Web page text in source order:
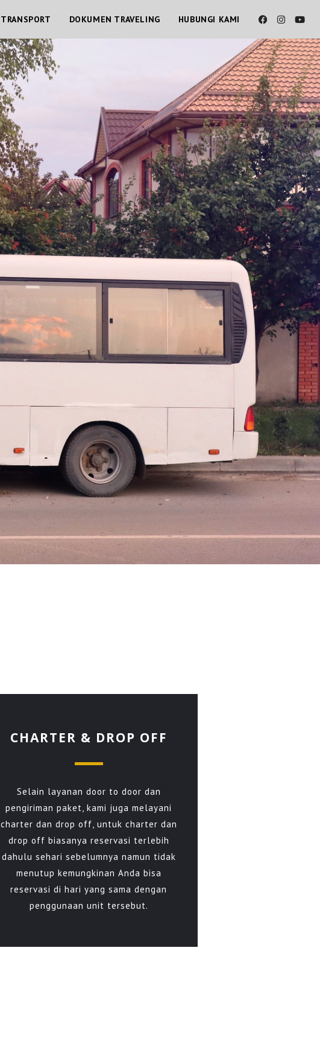
TRANSPORT DOKUMEN TRAVELING HUBUNGI KAMI
CHARTER & DROP OFF
Selain layanan door to door dan
pengiriman paket, kami juga melayani
charter dan drop off, untuk charter dan
drop off biasanya reservasi terlebih
dahulu sehari sebelumnya namun tidak
menutup kemungkinan Anda bisa
reservasi di hari yang sama dengan
penggunaan unit tersebut.